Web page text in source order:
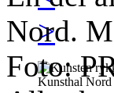
>
Nord.
Foto: